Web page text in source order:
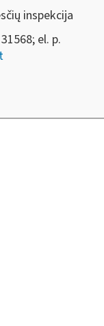
inspekcija
el. p.